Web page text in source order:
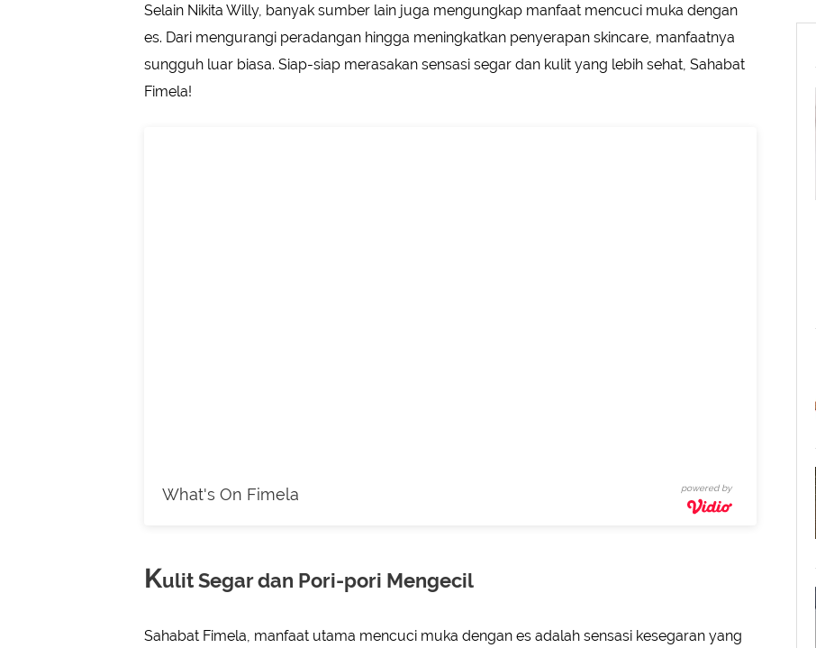
Selain Nikita Willy, banyak sumber lain juga mengungkap manfaat mencuci muka dengan
es. Dari mengurangi peradangan hingga meningkatkan penyerapan skincare, manfaatnya
sungguh luar biasa. Siap-siap merasakan sensasi segar dan kulit yang lebih sehat, Sahabat
Fimela!
What's On Fimela powered by
Kulit Segar dan Pori-pori Mengecil
Sahabat Fimela, manfaat utama mencuci muka dengan es adalah sensasi kesegaran yang